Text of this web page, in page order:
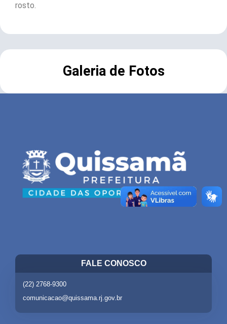
rosto.
Galeria de Fotos
FALE CONOSCO
(22) 2768-9300
comunicacao@quissama.rj.gov.br